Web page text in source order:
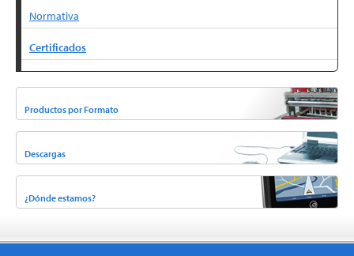
Normativa
Certificados
Productos por Formato
Descargas
¿Dónde estamos?